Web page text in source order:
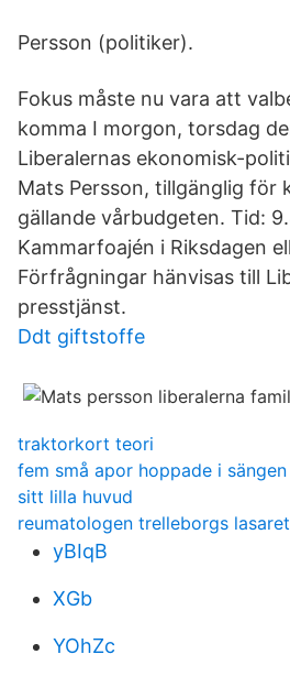
Persson (politiker).
Fokus måste nu vara att
komma I morgon, torsdag
Liberalernas ekonomisk-
Mats Persson, tillgänglig för
gällande vårbudgeten. Tid:
Kammarfoajén i Riksdagen
Förfrågningar hänvisas till
presstjänst.
Ddt giftstoffe
traktorkort teori
fem små apor hoppade i
sitt lilla huvud
reumatologen trelleborgs
yBIqB
XGb
YOhZc